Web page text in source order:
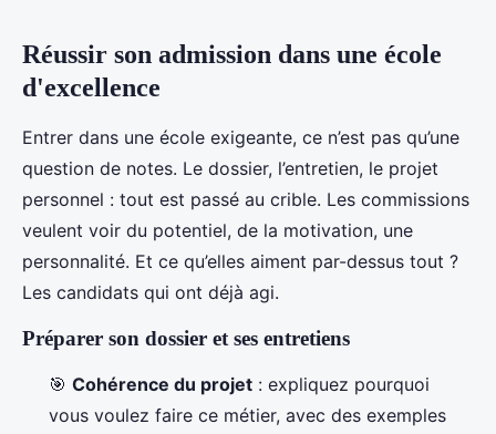
Réussir son admission dans une école
d'excellence
Entrer dans une école exigeante, ce n’est pas qu’une
question de notes. Le dossier, l’entretien, le projet
personnel : tout est passé au crible. Les commissions
veulent voir du potentiel, de la motivation, une
personnalité. Et ce qu’elles aiment par-dessus tout ?
Les candidats qui ont déjà agi.
Préparer son dossier et ses entretiens
🎯 Cohérence du projet : expliquez pourquoi
vous voulez faire ce métier, avec des exemples